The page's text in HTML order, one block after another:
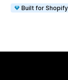
Built for Shopify